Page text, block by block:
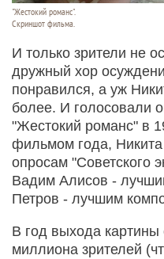
"Жестокий романс".
Скриншот фильма.
И только зрители не
дружный хор
понравился, а уж
более. И голосовали
"Жестокий романс" в
фильмом года,
опросам "Советского
Вадим Алисов -
Петров - лучшим
В год выхода картины
миллиона зрителей